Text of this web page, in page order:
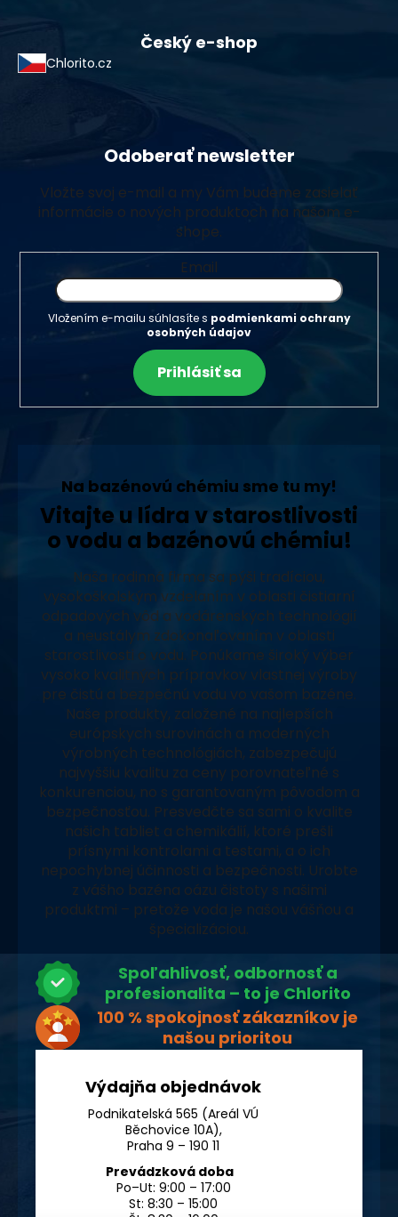
Český e-shop
Chlorito.cz
Odoberať newsletter
Vložte svoj e-mail a my Vám budeme zasielať
informácie o nových produktoch na našom e-
shope.
Email
Vložením e-mailu súhlasíte s podmienkami ochrany
osobných údajov
Prihlásiť sa
Na bazénovú chémiu sme tu my!
Vitajte u lídra v starostlivosti
o vodu a bazénovú chémiu!
Naša rodinná firma sa pýši tradíciou,
vysokoškolským vzdelaním v oblasti čistiarní
odpadových vôd a vodárenských technológií
a neustálym zdokonaľovaním v oblasti
starostlivosti o vodu. Ponúkame široký výber
vysoko kvalitných prípravkov vlastnej výroby
pre čistú a bezpečnú vodu vo vašom bazéne.
Naše produkty, založené na najlepších
európskych surovinách a moderných
výrobných technológiách, zabezpečujú
najvyššiu kvalitu za ceny porovnateľné s
konkurenciou, no s garantovaným pôvodom a
bezpečnosťou. Presvedčte sa sami o kvalite
našich tabliet a chemikálií, ktoré prešli
prísnymi kontrolami a testami, a o ich
nepochybnej účinnosti a bezpečnosti. Urobte
z vášho bazéna oázu čistoty s našimi
produktmi – pretože voda je našou vášňou a
špecializáciou.
Spoľahlivosť, odbornosť a
profesionalita – to je Chlorito
100 % spokojnosť zákazníkov je
našou prioritou
Výdajňa objednávok
Podnikatelská 565 (Areál VÚ
Běchovice 10A),
Praha 9 – 190 11
Prevádzková doba
Po–Ut: 9:00 – 17:00
St: 8:30 – 15:00